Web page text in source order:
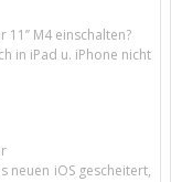
M4 einschalten?
in iPad u. iPhone nicht
neuen iOS gescheitert,